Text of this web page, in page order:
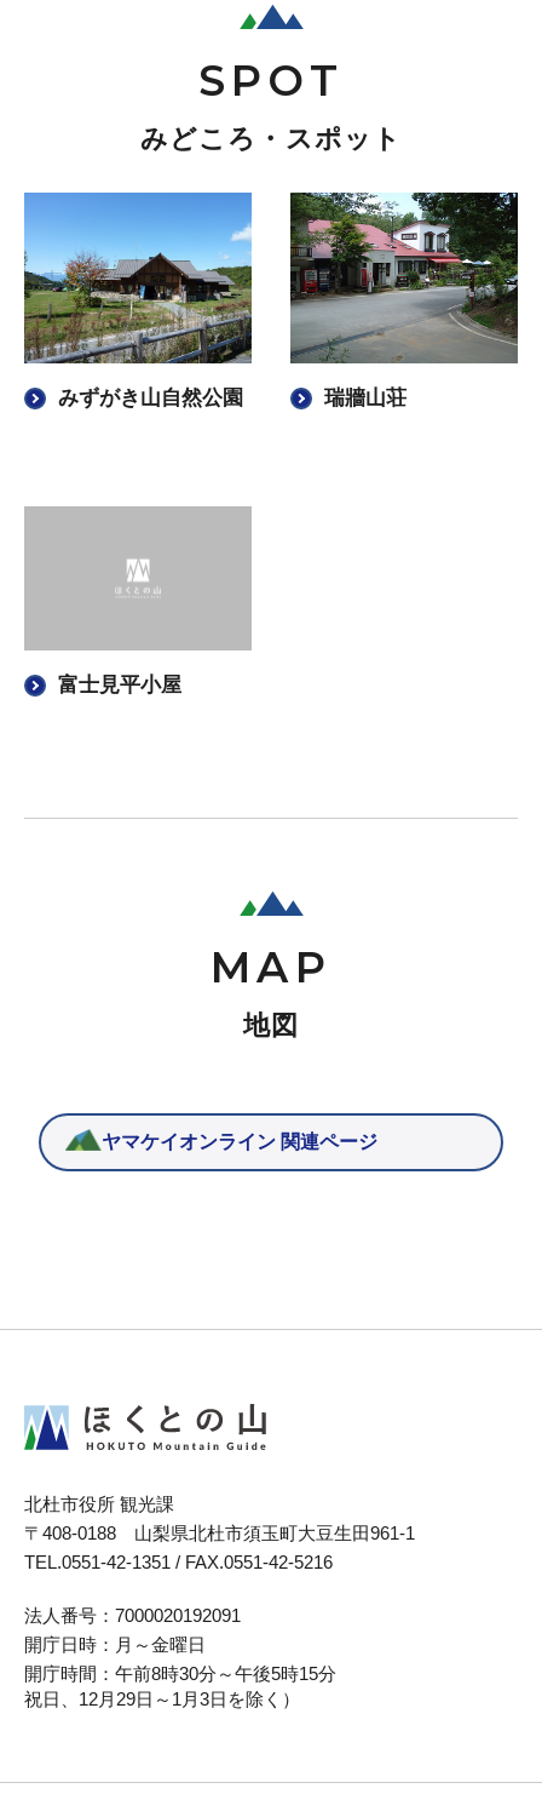
SPOT
みどころ・スポット
みずがき山自然公園 瑞牆山荘
富士見平小屋
MAP
地図
ヤマケイオンライン 関連ページ
北杜市役所 観光課
〒408-0188 山梨県北杜市須玉町大豆生田961-1
TEL.0551-42-1351 / FAX.0551-42-5216
法人番号： 7000020192091
開庁日時： 月～金曜日
開庁時間： 午前8時30分～午後5時15分
祝日、12月29日～1月3日を除く）